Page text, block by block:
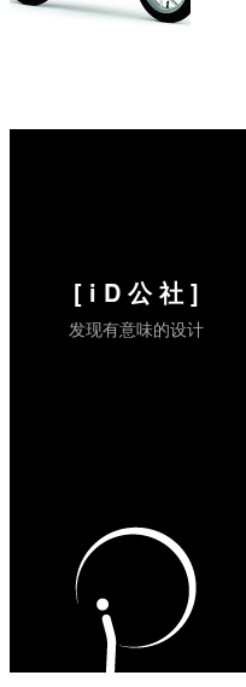
[ i D 公 社 ]
发现有意味的设计